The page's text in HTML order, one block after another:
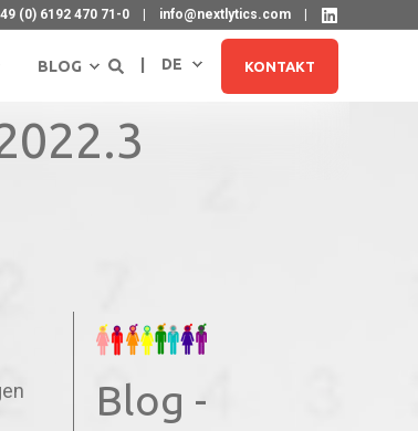
(0) 6192 470 71-0 info@nextlytics.com
BLOG DE KONTAKT
ABONNIEREN
Blog -